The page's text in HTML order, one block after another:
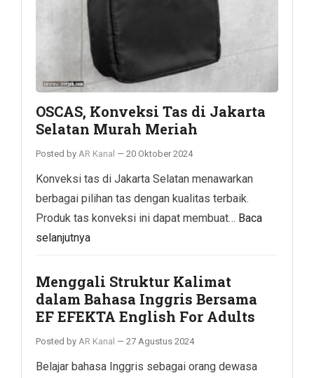
OSCAS, Konveksi Tas di Jakarta
Selatan Murah Meriah
Posted by AR Kanal — 20 Oktober 2024
Konveksi tas di Jakarta Selatan menawarkan
berbagai pilihan tas dengan kualitas terbaik.
Produk tas konveksi ini dapat membuat… Baca
selanjutnya
Menggali Struktur Kalimat
dalam Bahasa Inggris Bersama
EF EFEKTA English For Adults
Posted by AR Kanal — 27 Agustus 2024
Belajar bahasa Inggris sebagai orang dewasa